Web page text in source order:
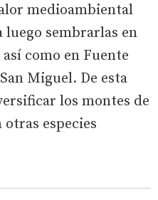
medioambiental
sembrarlas en
como en Fuente
Miguel. De esta
los montes de
otras especies